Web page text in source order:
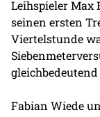
Leihspieler Max
seinen ersten
Viertelstunde
Fabian Wiede